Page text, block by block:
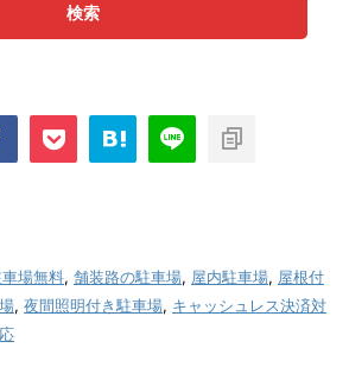
検索
場無料, 舗装路の駐車場, 屋内駐車場, 屋根付
, 夜間照明付き駐車場, キャッシュレス決済対